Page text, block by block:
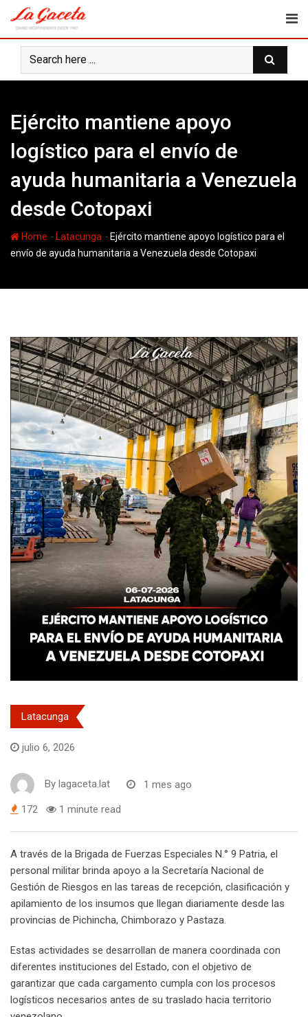
content
Ejército mantiene apoyo
logístico para el envío de
ayuda humanitaria a Venezuela
desde Cotopaxi
Home - Latacunga - Ejército mantiene apoyo logístico para el
envío de ayuda humanitaria a Venezuela desde Cotopaxi
Latacunga
julio 6, 2026
By lagaceta.lat 1 mes ago
172 1 minute read
A través de la Brigada de Fuerzas Especiales N.° 9 Patria, el
personal militar brinda apoyo a la Secretaría Nacional de
Gestión de Riesgos en las tareas de recepción, clasificación y
apilamiento de los insumos que llegan diariamente desde las
provincias de Pichincha, Chimborazo y Pastaza.
Estas actividades se desarrollan de manera coordinada con
diferentes instituciones del Estado, con el objetivo de
garantizar que cada cargamento cumpla con los procesos
logísticos necesarios antes de su traslado hacia territorio